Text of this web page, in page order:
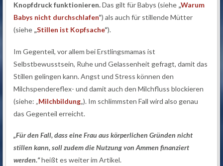
Knopfdruck funktionieren.Das gilt für Babys (siehe „Warum
Babys nicht durchschlafen“) als auch für stillende Mütter
(siehe „Stillen ist Kopfsache“).
Im Gegenteil, vor allem bei Erstlingsmamas ist
Selbstbewusstsein, Ruhe und Gelassenheit gefragt, damit das
Stillen gelingen kann. Angst und Stress können den
Milchspendereflex- und damit auch den Milchfluss blockieren
(siehe: „Milchbildung„). Im schlimmsten Fall wird also genau
das Gegenteil erreicht.
„Für den Fall, dass eine Frau aus körperlichen Gründen nicht
stillen kann, soll zudem die Nutzung von Ammen finanziert
werden.“heißt es weiter im Artikel.